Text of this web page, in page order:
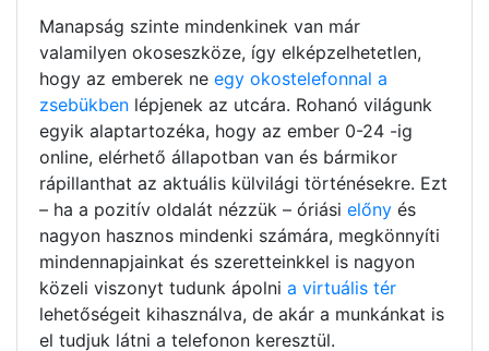
Manapság szinte mindenkinek van már
valamilyen okoseszköze, így elképzelhetetlen,
hogy az emberek ne egy okostelefonnal a
zsebükben lépjenek az utcára. Rohanó világunk
egyik alaptartozéka, hogy az ember 0-24 -ig
online, elérhető állapotban van és bármikor
rápillanthat az aktuális külvilági történésekre. Ezt
– ha a pozitív oldalát nézzük – óriási előny és
nagyon hasznos mindenki számára, megkönnyíti
mindennapjainkat és szeretteinkkel is nagyon
közeli viszonyt tudunk ápolni a virtuális tér
lehetőségeit kihasználva, de akár a munkánkat is
el tudjuk látni a telefonon keresztül.